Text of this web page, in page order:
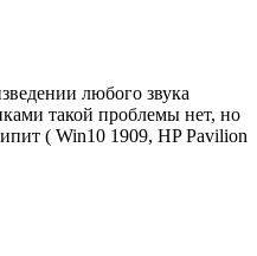
любого звука
такой проблемы нет, но
( Win10 1909, HP Pavilion